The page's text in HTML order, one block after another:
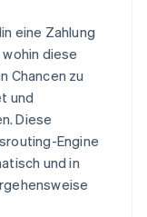
eine Zahlung
diese
Chancen zu
und
Diese
Engine
und in